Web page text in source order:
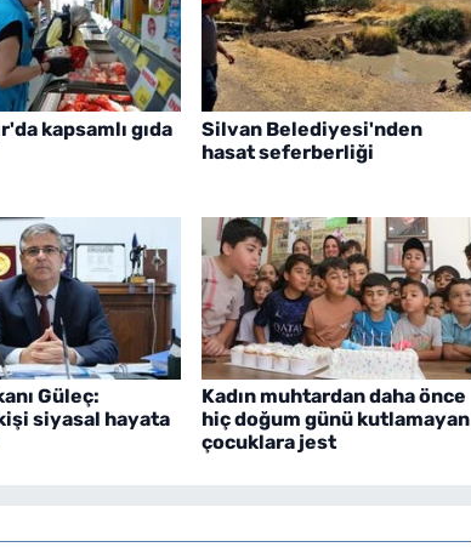
kapsamlı gıda
Silvan Belediyesi'nden
hasat seferberliği
Güleç:
siyasal hayata
Kadın muhtardan daha önce
hiç doğum günü kutlamayan
çocuklara jest